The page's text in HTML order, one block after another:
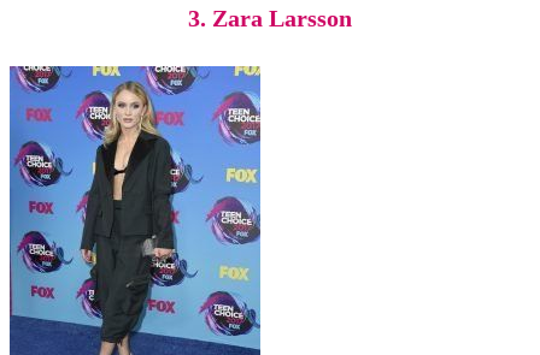
3. Zara Larsson